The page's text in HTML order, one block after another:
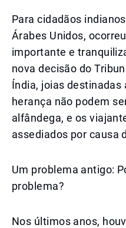
Para cidadãos
Árabes Unidos,
importante e
nova decisão do
Índia, joias destinadas
herança não podem
alfândega, e os
assediados por causa
Um problema antigo:
problema?
Nos últimos anos,